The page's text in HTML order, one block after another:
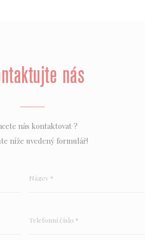
nás
nás kontaktovat ?
níže uvedený formulář!